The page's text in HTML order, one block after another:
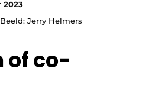
2023
Jerry Helmers
of co-